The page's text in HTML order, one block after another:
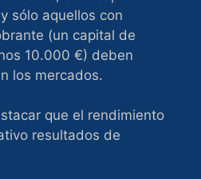
sólo aquellos con
(un capital de
10.000 €) deben
los mercados.
que el rendimiento
resultados de